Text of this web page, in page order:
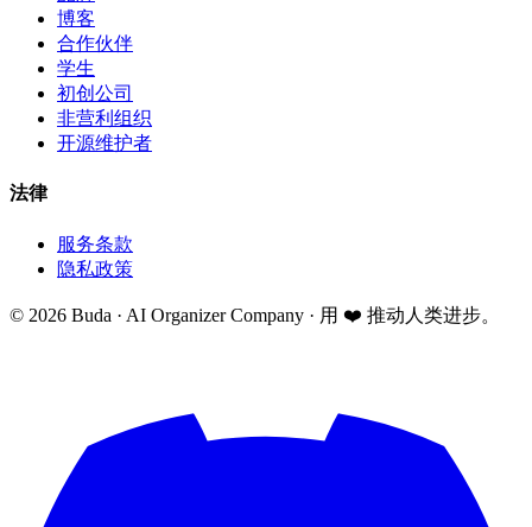
博客
合作伙伴
学生
初创公司
非营利组织
开源维护者
法律
服务条款
隐私政策
© 2026 Buda · AI Organizer Company · 用 ❤️ 推动人类进步。